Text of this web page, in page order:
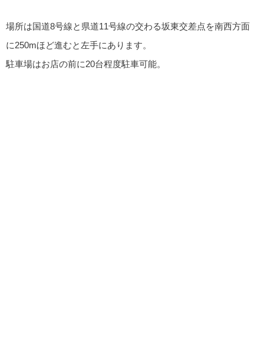
場所は国道8号線と県道11号線の交わる坂東交差点を南西方面
に250mほど進むと左手にあります。
駐車場はお店の前に20台程度駐車可能。